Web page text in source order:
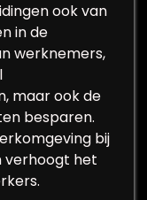
ook van
in de
werknemers,
maar ook de
besparen.
bij
verhoogt het